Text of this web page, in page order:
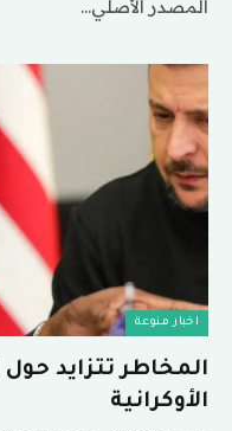
المصدر الأصلي…
اخبار منوعة
المخاطر تتزايد
الأوكرانية